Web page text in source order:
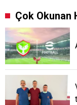
Çok Okunan